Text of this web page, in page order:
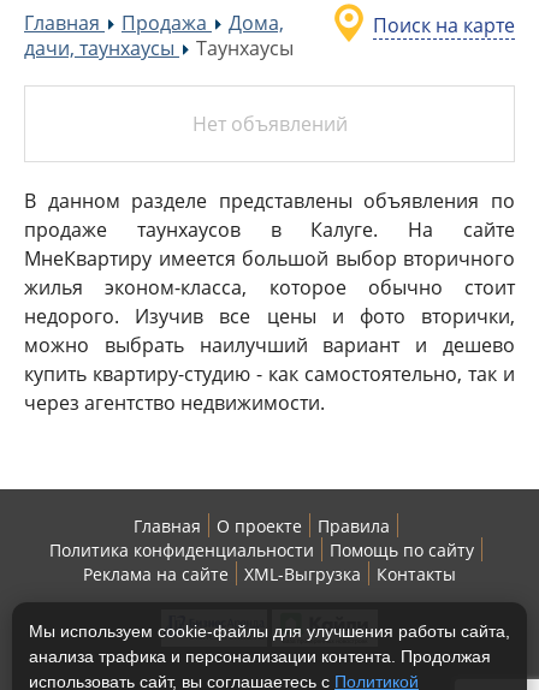
Поиск на карте
Главная »Продажа »
Дома,
дачи, таунхаусы
»
Таунхаусы
Нет объявлений
В данном разделе представлены объявления по
продаже таунхаусов в Калуге. На сайте
МнеКвартиру имеется большой выбор вторичного
жилья эконом-класса, которое обычно стоит
недорого. Изучив все цены и фото вторички,
можно выбрать наилучший вариант и дешево
купить квартиру-студию - как самостоятельно, так и
через агентство недвижимости.
Главная О проекте
Правила
Политика конфиденциальности
Помощь по сайту
Реклама на сайте
XML-Выгрузка Контакты
Мы используем cookie-файлы для улучшения работы сайта,
анализа трафика и персонализации контента. Продолжая
использовать сайт, вы соглашаетесь с Политикой